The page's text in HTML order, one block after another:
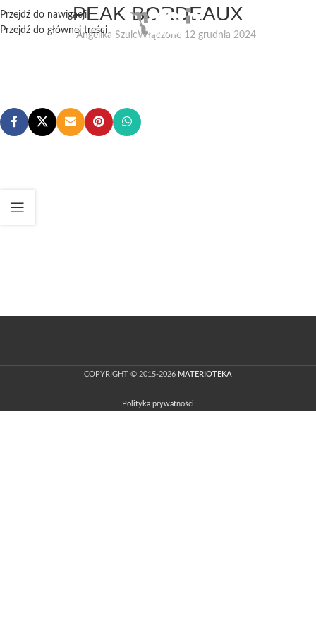
Przejdź do nawigacji
Przejdź do głównej treści
PEAK BORDEAUX
Angelika SzulcWłączone 12 grudnia 2024
COPYRIGHT © 2015-2026 MATERIOTEKA
Polityka prywatności